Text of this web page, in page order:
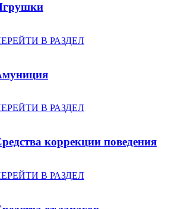
В РАЗДЕЛ
В РАЗДЕЛ
коррекции поведения
В РАЗДЕЛ